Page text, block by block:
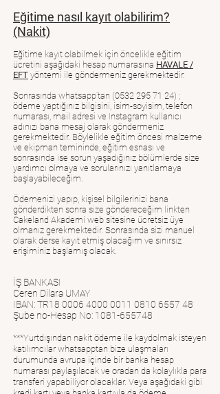
Eğitime nasıl kayıt olabilirim?
(Nakit)
Eğitime kayıt olabilmek için öncelikle eğitim
ücretini aşağıdaki hesap numarasına HAVALE /
EFT yöntemi ile göndermeniz gerekmektedir.
Sonrasında whatsapp’tan (0532 295 71 24) ;
ödeme yaptığınız bilgisini, isim-soyisim, telefon
numarası, mail adresi ve Instagram kullanıcı
adınızı bana mesaj olarak göndermeniz
gerekmektedir. Böylelikle eğitim öncesi malzeme
ve ekipman temininde, eğitim esnası ve
sonrasında ise sorun yaşadığınız bölümlerde size
yardımcı olmaya ve sorularınızı yanıtlamaya
başlayabileceğim.
Ödemenizi yapıp, kişisel bilgilerinizi bana
gönderdikten sonra size göndereceğim linkten
Cakeland Akademi web sitesine ücretsiz üye
olmanız gerekmektedir. Sonrasında sizi manuel
olarak derse kayıt etmiş olacağım ve sınırsız
erişiminiz başlamış olacak.
İŞ BANKASI
Ceren Dilara UMAY
IBAN: TR18 0006 4000 0011 0810 6557 48
Şube no-Hesap No: 1081-655748
***Yurtdışından nakit ödeme ile kaydolmak isteyen
katılımcılar whatsapptan bize ulaşmaları
durumunda avrupa içinde bir banka hesap
numarası paylaşılacak ve oradan da kolaylıkla para
transferi yapabiliyor olacaklar. Veya aşağıdaki gibi